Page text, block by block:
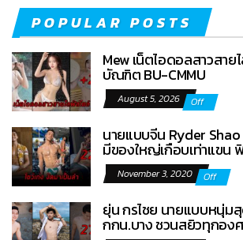
POPULAR POSTS
Mew เน็ตไอดอลสาวสา
บัณฑิต BU-CMMU
August 5, 2026 Off
นายแบบจีน Ryder
มีของใหญ่เกือบเท่าแขน
November 3, 2020 Off
ยุ่น กรไชย นายแบบหนุ่ม
กกน.บาง ชวนสยิวทุกอง